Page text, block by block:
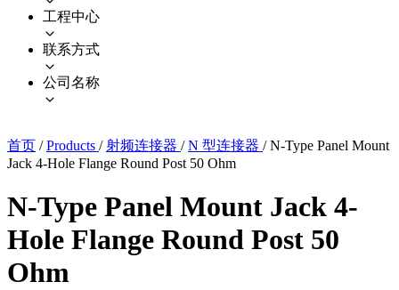
工程中心
联系方式
公司名称
首页 / Products / 射频连接器 / N 型连接器 / N-Type Panel Mount
Jack 4-Hole Flange Round Post 50 Ohm
N-Type Panel Mount Jack 4-
Hole Flange Round Post 50
Ohm